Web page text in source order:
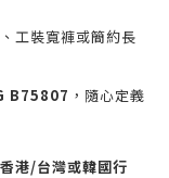
工裝寬褲或簡約長
B75807 ，隨心定義
港/台灣或韓國行